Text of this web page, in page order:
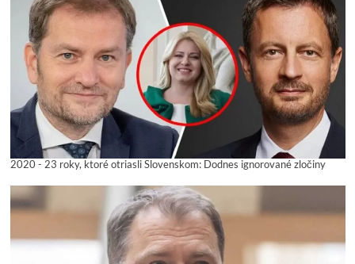
2020 - 23 roky, ktoré otriasli Slovenskom: Dodnes ignorované zločiny